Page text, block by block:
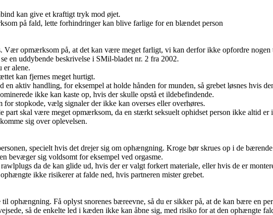
kan give et kraftigt tryk mod øjet.
på fald, lette forhindringer kan blive farlige for en blændet person
Vær opmærksom på, at det kan være meget farligt, vi kan derfor ikke opfordre
en uddybende beskrivelse i SMil-bladet nr. 2 fra 2002.
alene.
kan fjernes meget hurtigt.
handling, for eksempel at holde hånden for munden, så grebet løsnes hvis
ikke kan kaste op, hvis der skulle opstå et ildebefindende.
stopkode, vælg signaler der ikke kan overses eller overhøres.
skal være meget opmærksom, da en stærkt seksuelt ophidset person ikke altid er i
sig over oplevelsen.
specielt hvis det drejer sig om ophængning. Kroge bør skrues op i de
bevæger sig voldsomt for eksempel ved orgasme.
da de kan glide ud, hvis der er valgt forkert materiale, eller hvis de er
ikke risikerer at falde ned, hvis partneren mister grebet.
ophængning. Få oplyst snorenes bæreevne, så du er sikker på, at de kan bære en
så de enkelte led i kæden ikke kan åbne sig, med risiko for at den ophængte